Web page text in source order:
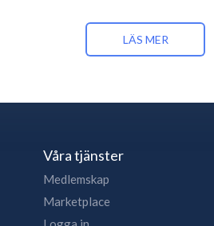
LÄS MER
Våra tjänster
Medlemskap
Marketplace